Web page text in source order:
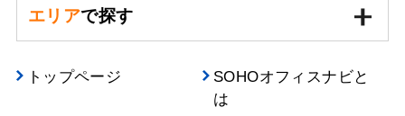
エリアで探す
トップページ
SOHOオフィスナビと
は